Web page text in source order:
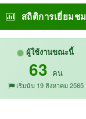
สถิติการเยี่ยมชม
ผู้ใช้งานขณะนี้
63 คน
เริ่มนับ 19 สิงหาคม 2565